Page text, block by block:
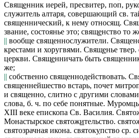
Священник иерей, пресвитер, поп,
служитель алтаря, совершающий св.
священнический, к нему относящ.
звание, состоянье это; священство то
|| вообще священнослужители.
крестами и хоругвями. Священье твер.
церкви. Священничать быть
же;
|| собственно священнодействовать.
священнейшество встарь, почет
и священно, слитно с другими
слова, б. ч. по себе понятные. Муромцы
XIII веке епископа Св. Василия.
Монастырское святожительство.
святозрачная икона. святокупство ср.